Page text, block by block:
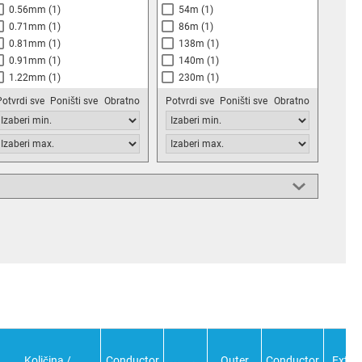
0.56mm (1)
0.71mm (1)
0.81mm (1)
0.91mm (1)
1.22mm (1)
1.626mm (1)
sve Poništi sve Obratno
54m (1)
86m (1)
138m (1)
140m (1)
230m (1)
785m
Potvrdi sve Poništi sve Obratno